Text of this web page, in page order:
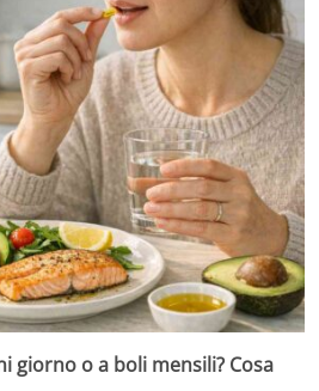
giorno o a boli mensili? Cosa